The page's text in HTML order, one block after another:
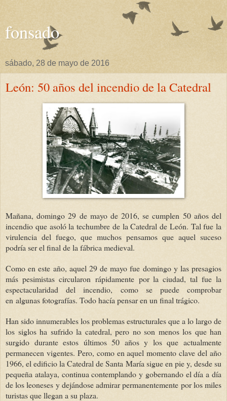
fonsado
sábado, 28 de mayo de 2016
León: 50 años del incendio de la Catedral
Mañana, domingo 29 de mayo de 2016, se cumplen 50 años del
incendio que asoló la techumbre de la Catedral de León. Tal fue la
virulencia del fuego, que muchos pensamos que aquel suceso
podría ser el final de la fábrica medieval.
Como en este año, aquel 29 de mayo fue domingo y las presagios
más pesimistas circularon rápidamente por la ciudad, tal fue la
espectacularidad del incendio, como se puede comprobar
en algunas fotografías. Todo hacía pensar en un final trágico.
Han sido innumerables los problemas estructurales que a lo largo de
los siglos ha sufrido la catedral, pero no son menos los que han
surgido durante estos últimos 50 años y los que actualmente
permanecen vigentes. Pero, como en aquel momento clave del año
1966, el edificio la Catedral de Santa María sigue en pie y, desde su
pequeña atalaya, continua contemplando y gobernando el día a día
de los leoneses y dejándose admirar permanentemente por los miles
turistas que llegan a su plaza.